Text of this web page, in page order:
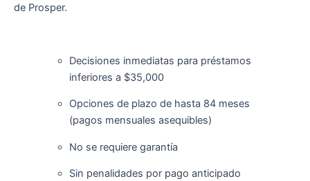
de Prosper.
Decisiones inmediatas para préstamos
inferiores a $35,000
Opciones de plazo de hasta 84 meses
(pagos mensuales asequibles)
No se requiere garantía
Sin penalidades por pago anticipado